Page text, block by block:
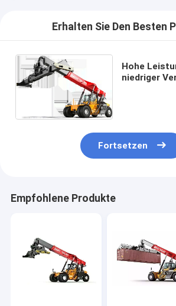
Erhalten Sie Den Besten
Hohe
niedriger
Fortsetzen
Empfohlene Produkte